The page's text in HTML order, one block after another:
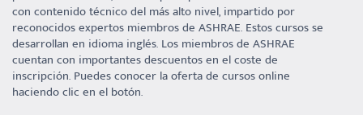
con contenido técnico del más alto nivel, impartido por
reconocidos expertos miembros de ASHRAE. Estos cursos se
desarrollan en idioma inglés. Los miembros de ASHRAE
cuentan con importantes descuentos en el coste de
inscripción. Puedes conocer la oferta de cursos online
haciendo clic en el botón.